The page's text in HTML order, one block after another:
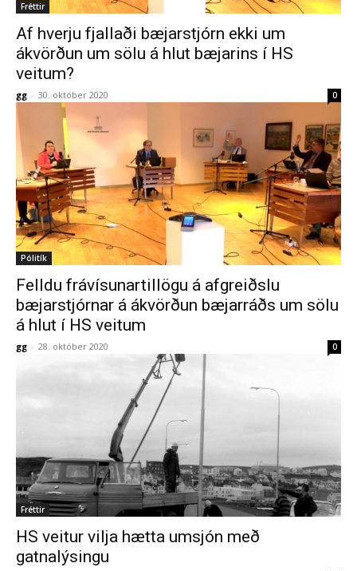
Fréttir
Af hverju fjallaði bæjarstjórn ekki um
ákvörðun um sölu á hlut bæjarins í HS
veitum?
gg - 30. október 2020 0
Pólitík
Felldu frávísunartillögu á afgreiðslu
bæjarstjórnar á ákvörðun bæjarráðs um sölu
á hlut í HS veitum
gg - 28. október 2020 0
Fréttir
HS veitur vilja hætta umsjón með
gatnalýsingu